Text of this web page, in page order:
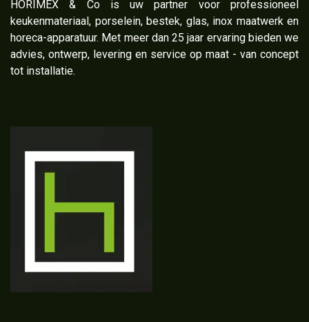
​HORIMEX & Co is uw partner voor professioneel
keukenmateriaal, porselein, bestek, glas, inox maatwerk en
horeca-apparatuur. Met meer dan 25 jaar ervaring bieden we
advies, ontwerp, levering en service op maat - van concept
tot installatie.